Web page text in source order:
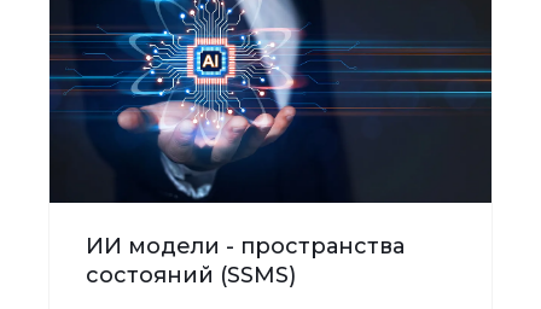
ИИ модели - пространства
состояний (SSMS)